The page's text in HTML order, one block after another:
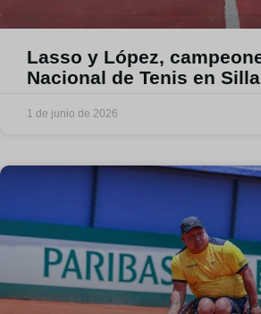
Lasso y López,
Nacional de Tenis en
1 de junio de 2026